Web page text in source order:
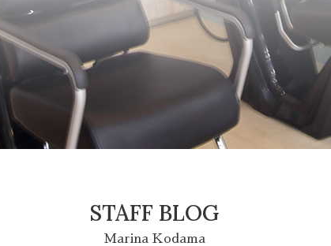
STAFF BLOG
Marina Kodama